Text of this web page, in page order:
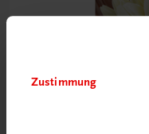
Zustimmung